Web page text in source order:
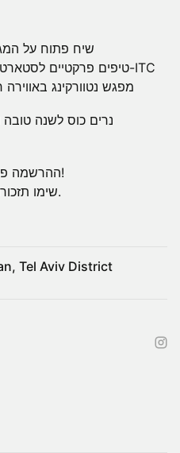
* שיח פתוח על
* טיפים פרקטיים לסטארטאפים שמתכננים להשתתף ב-ITC
* מפגש נטוורקינג
🍷 נרים כוס לשנה
ההרשמה פתוחה – מספר המקומות מוגבל!
שימו תזכורת ביומן ואל תחכו לרגע האחרון.
Tel Aviv District